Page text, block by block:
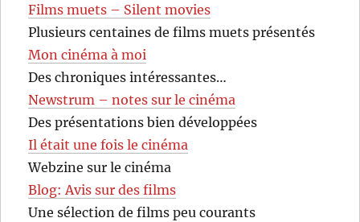
Films muets – Silent movies
Plusieurs centaines de films muets présentés
Mon cinéma à moi
Des chroniques intéressantes…
Newstrum – notes sur le cinéma
Des présentations bien développées
Il était une fois le cinéma
Webzine sur le cinéma
Blog: Avis sur des films
Une sélection de films peu courants